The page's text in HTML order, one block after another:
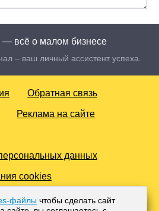
— всё о малом бизнесе
– ваш личный ассистент успеха.
Обратная связь
Реклама на сайте
данных
cookies
Для лиц старше 18 лет.
и тиражирование в сети
файлы чтобы сделать сайт